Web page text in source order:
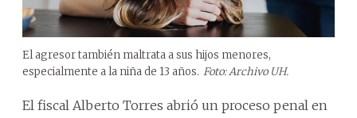
El agresor también maltrata a sus hijos menores,
especialmente a la niña de 13 años. Foto: Archivo UH.
El fiscal Alberto Torres abrió un proceso penal en